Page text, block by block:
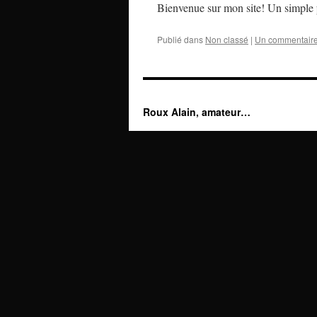
Bienvenue sur mon site! Un simple
Publié dans Non classé | Un commentaire
Roux Alain, amateur…